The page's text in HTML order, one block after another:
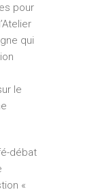
pour
qui
le
débat
«